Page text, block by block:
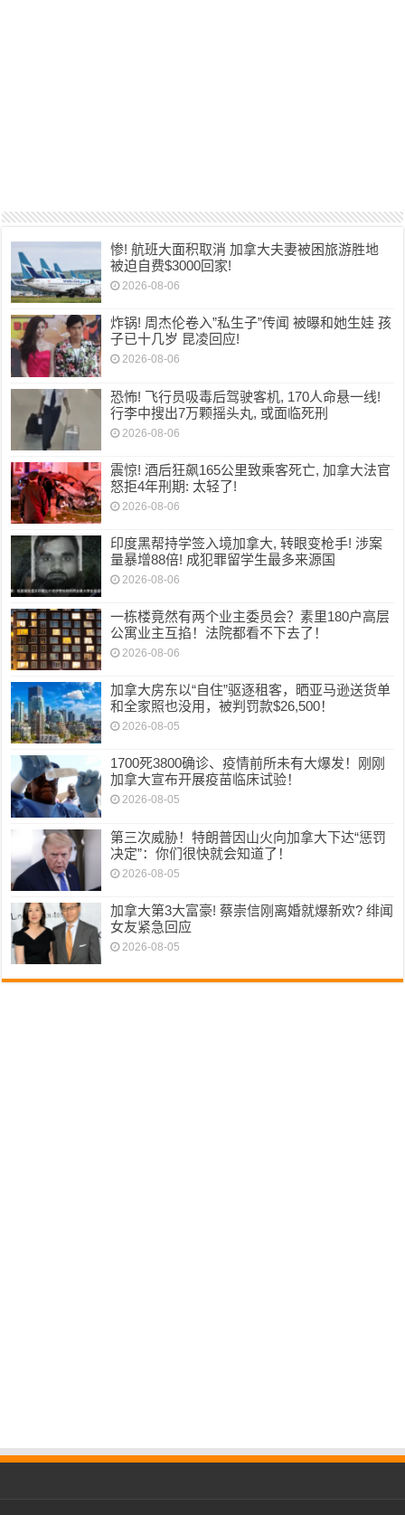
惨! 航班大面积取消 加拿大夫妻被困旅游胜地
被迫自费$3000回家!
2026-08-06
炸锅! 周杰伦卷入”私生子”传闻 被曝和她生娃 孩
子已十几岁 昆凌回应!
2026-08-06
恐怖! 飞行员吸毒后驾驶客机, 170人命悬一线!
行李中搜出7万颗摇头丸, 或面临死刑
2026-08-06
震惊! 酒后狂飙165公里致乘客死亡, 加拿大法官
怒拒4年刑期: 太轻了!
2026-08-06
印度黑帮持学签入境加拿大, 转眼变枪手! 涉案
量暴增88倍! 成犯罪留学生最多来源国
2026-08-06
一栋楼竟然有两个业主委员会？素里180户高层
公寓业主互掐！法院都看不下去了！
2026-08-06
加拿大房东以“自住”驱逐租客，晒亚马逊送货单
和全家照也没用，被判罚款$26,500！
2026-08-05
1700死3800确诊、疫情前所未有大爆发！刚刚
加拿大宣布开展疫苗临床试验！
2026-08-05
第三次威胁！特朗普因山火向加拿大下达“惩罚
决定”：你们很快就会知道了！
2026-08-05
加拿大第3大富豪! 蔡崇信刚离婚就爆新欢? 绯闻
女友紧急回应
2026-08-05